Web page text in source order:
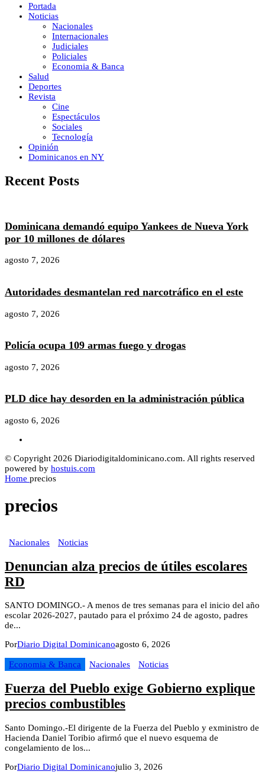
Portada
Noticias
Nacionales
Internacionales
Judiciales
Policiales
Economia & Banca
Salud
Deportes
Revista
Cine
Espectáculos
Sociales
Tecnología
Opinión
Dominicanos en NY
Recent Posts
Dominicana demandó equipo Yankees de Nueva York
por 10 millones de dólares
agosto 7, 2026
Autoridades desmantelan red narcotráfico en el este
agosto 7, 2026
Policía ocupa 109 armas fuego y drogas
agosto 7, 2026
PLD dice hay desorden en la administración pública
agosto 6, 2026
© Copyright 2026 Diariodigitaldominicano.com. All rights reserved
powered by hostuis.com
Home precios
precios
Nacionales Noticias
Denuncian alza precios de útiles escolares
RD
SANTO DOMINGO.- A menos de tres semanas para el inicio del año
escolar 2026-2027, pautado para el próximo 24 de agosto, padres
de...
PorDiario Digital Dominicanoagosto 6, 2026
Economia & Banca Nacionales Noticias
Fuerza del Pueblo exige Gobierno explique
precios combustibles
Santo Domingo.-El dirigente de la Fuerza del Pueblo y exministro de
Hacienda Daniel Toribio afirmó que el nuevo esquema de
congelamiento de los...
PorDiario Digital Dominicanojulio 3, 2026